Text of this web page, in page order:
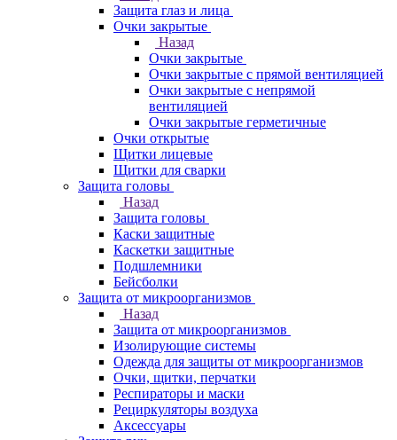
Защита глаз и лица
Очки закрытые
Назад
Очки закрытые
Очки закрытые с прямой вентиляцией
Очки закрытые с непрямой
вентиляцией
Очки закрытые герметичные
Очки открытые
Щитки лицевые
Щитки для сварки
Защита головы
Назад
Защита головы
Каски защитные
Каскетки защитные
Подшлемники
Бейсболки
Защита от микроорганизмов
Назад
Защита от микроорганизмов
Изолирующие системы
Одежда для защиты от микроорганизмов
Очки, щитки, перчатки
Респираторы и маски
Рециркуляторы воздуха
Аксессуары